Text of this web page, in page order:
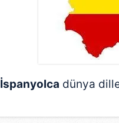
İspanyolca dünya